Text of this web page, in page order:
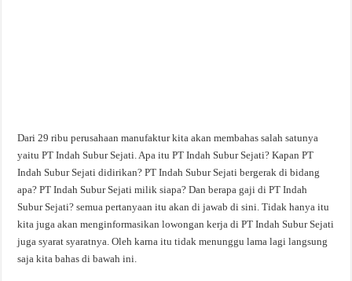
Dari 29 ribu perusahaan manufaktur kita akan membahas salah satunya
yaitu PT Indah Subur Sejati. Apa itu PT Indah Subur Sejati? Kapan PT
Indah Subur Sejati didirikan? PT Indah Subur Sejati bergerak di bidang
apa? PT Indah Subur Sejati milik siapa? Dan berapa gaji di PT Indah
Subur Sejati? semua pertanyaan itu akan di jawab di sini. Tidak hanya itu
kita juga akan menginformasikan lowongan kerja di PT Indah Subur Sejati
juga syarat syaratnya. Oleh karna itu tidak menunggu lama lagi langsung
saja kita bahas di bawah ini.